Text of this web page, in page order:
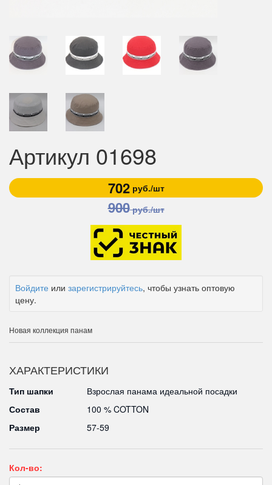
Артикул 01698
702руб./шт
900руб./шт
Войдите или зарегистрируйтесь, чтобы узнать оптовую
цену.
Новая коллекция панам
ХАРАКТЕРИСТИКИ
Тип шапки
Взрослая панама идеальной посадки
Состав
100 % COTTON
Размер
57-59
Кол-во: